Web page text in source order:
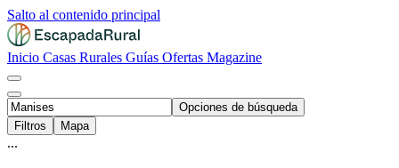
Salto al contenido principal
Inicio Casas Rurales Guías Ofertas Magazine
Opciones de búsqueda
Filtros
Mapa
...